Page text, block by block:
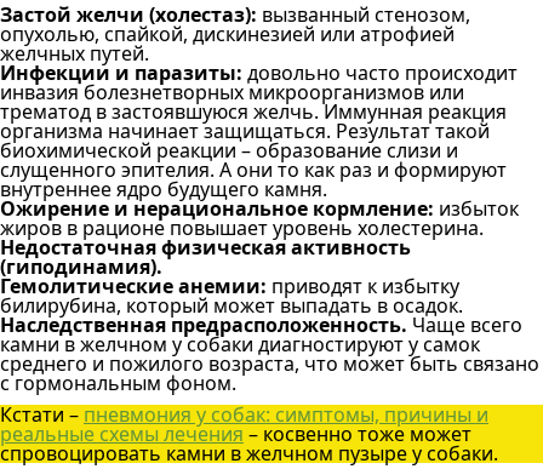
Застой желчи (холестаз): вызванный стенозом,
опухолью, спайкой, дискинезией или атрофией
желчных путей.
Инфекции и паразиты: довольно часто происходит
инвазия болезнетворных микроорганизмов или
трематод в застоявшуюся желчь. Иммунная реакция
организма начинает защищаться. Результат такой
биохимической реакции – образование слизи и
слущенного эпителия. А они то как раз и формируют
внутреннее ядро будущего камня.
Ожирение и нерациональное кормление: избыток
жиров в рационе повышает уровень холестерина.
Недостаточная физическая активность
(гиподинамия).
Гемолитические анемии: приводят к избытку
билирубина, который может выпадать в осадок.
Наследственная предрасположенность. Чаще всего
камни в желчном у собаки диагностируют у самок
среднего и пожилого возраста, что может быть связано
с гормональным фоном.
Кстати – пневмония у собак: симптомы, причины и
реальные схемы лечения – косвенно тоже может
спровоцировать камни в желчном пузыре у собаки.